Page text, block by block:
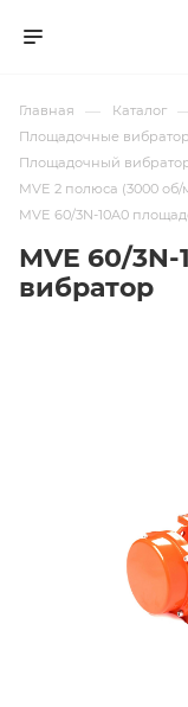
Главная — Каталог
Площадочные
Площадочный
MVE 2 полюса (3000
MVE 60/3N-10A0
MVE 60/
вибратор